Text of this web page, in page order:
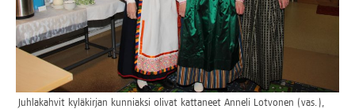
Juh­la­kah­vit kylä­kir­jan kun­niak­si oli­vat kat­ta­neet Anne­li Lot­vo­nen (vas.),